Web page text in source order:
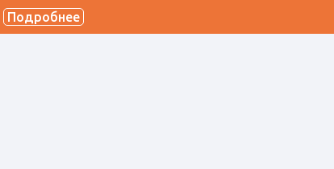
Подробнее